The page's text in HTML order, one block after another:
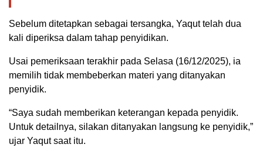
Sebelum ditetapkan sebagai tersangka, Yaqut telah dua
kali diperiksa dalam tahap penyidikan.
Usai pemeriksaan terakhir pada Selasa (16/12/2025), ia
memilih tidak membeberkan materi yang ditanyakan
penyidik.
“Saya sudah memberikan keterangan kepada penyidik.
Untuk detailnya, silakan ditanyakan langsung ke penyidik,”
ujar Yaqut saat itu.